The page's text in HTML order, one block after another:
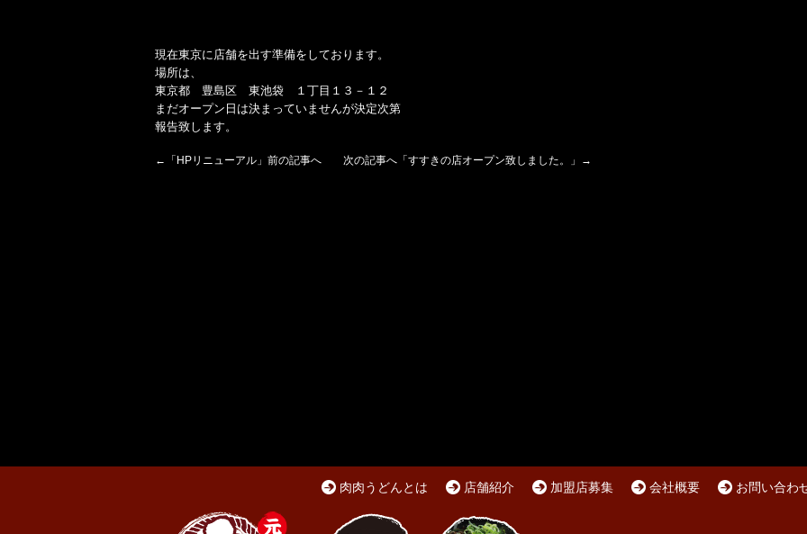
現在東京に店舗を出す準備をしております。
場所は、
東京都 豊島区 東池袋 １丁目１３－１２
まだオープン日は決まっていませんが決定次第
報告致します。
←「 HPリニューアル 」前の記事へ 次の記事へ「 すすきの店オープン致しました。 」→
肉肉うどんとは 店舗紹介 加盟店募集 会社概要 お問い合わ